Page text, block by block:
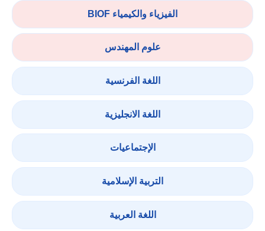
الفيزياء والكيمياء BIOF
علوم المهندس
اللغة الفرنسية
اللغة الانجليزية
الإجتماعيات
التربية الإسلامية
اللغة العربية